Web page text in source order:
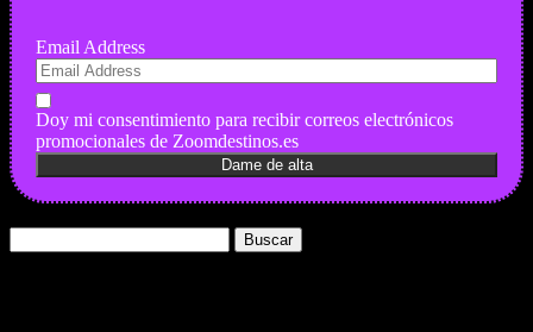
Email Address
Doy mi consentimiento para recibir correos electrónicos
promocionales de Zoomdestinos.es